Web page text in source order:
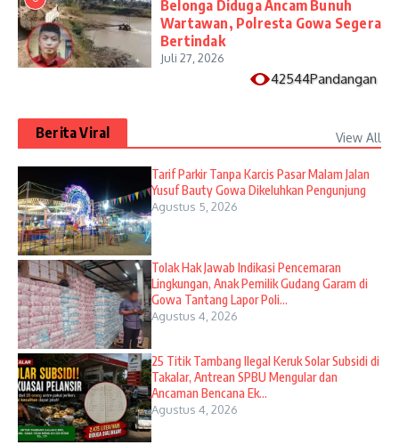
Belonga Diduga Ancam Bunuh
Wartawan, Polresta Gowa Segera
Bertindak
Juli 27, 2026
42544Pandangan
Berita Viral View All
Tarif Parkir Tanpa Karcis Pasar Malam Jalan
Yusuf Bauty Gowa Dikeluhkan Pengunjung
Agustus 5, 2026
Tolak Hak Jawab Indikasi Pencemaran
Lingkungan, Anak Pemilik Gudang Garam di
Gowa Tantang Lapor Poli...
Agustus 4, 2026
25 Titik Tambang Ilegal Keruk Solar Subsidi di
Takalar, Antrean SPBU Mengular dan
Ancaman Bencana Ek...
Agustus 4, 2026